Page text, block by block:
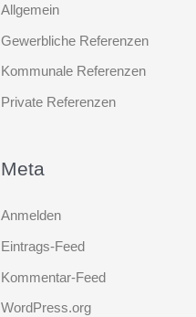
Allgemein
Gewerbliche Referenzen
Kommunale Referenzen
Private Referenzen
Meta
Anmelden
Eintrags-Feed
Kommentar-Feed
WordPress.org